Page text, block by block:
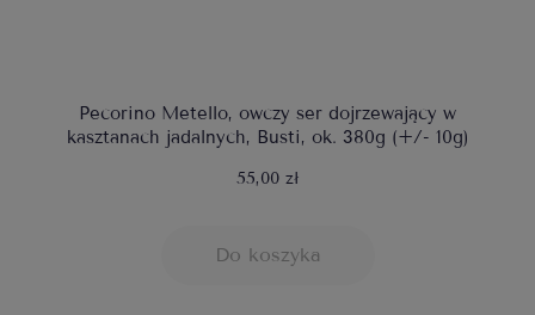
Pecorino Metello, owczy ser dojrzewający w
kasztanach jadalnych, Busti, ok. 380g (+/- 10g)
55,00 zł
Do koszyka